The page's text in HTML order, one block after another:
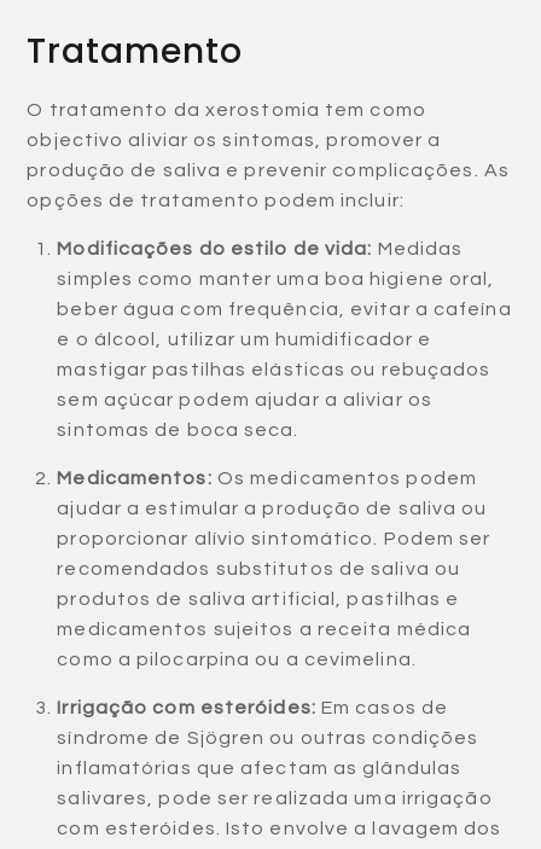
Tratamento
O tratamento da xerostomia tem como
objectivo aliviar os sintomas, promover a
produção de saliva e prevenir complicações. As
opções de tratamento podem incluir:
Modificações do estilo de vida: Medidas
simples como manter uma boa higiene oral,
beber água com frequência, evitar a cafeína
e o álcool, utilizar um humidificador e
mastigar pastilhas elásticas ou rebuçados
sem açúcar podem ajudar a aliviar os
sintomas de boca seca.
Medicamentos: Os medicamentos podem
ajudar a estimular a produção de saliva ou
proporcionar alívio sintomático. Podem ser
recomendados substitutos de saliva ou
produtos de saliva artificial, pastilhas e
medicamentos sujeitos a receita médica
como a pilocarpina ou a cevimelina.
Irrigação com esteróides: Em casos de
síndrome de Sjögren ou outras condições
inflamatórias que afectam as glândulas
salivares, pode ser realizada uma irrigação
com esteróides. Isto envolve a lavagem dos